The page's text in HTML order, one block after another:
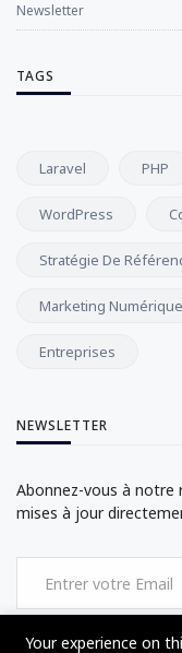
Newsletter
TAGS
Laravel PHP
WordPress
Stratégie De
Marketing Numérique
Entreprises
NEWSLETTER
Abonnez-vous à notre
mises à jour
Your experience on